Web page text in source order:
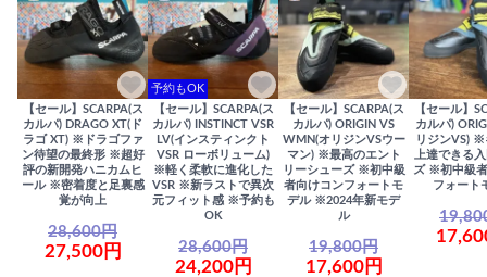
【セール】SCARPA(ス
カルパ) DRAGO XT(ド
ラゴ XT) ※ドラゴファ
ン待望の最終形 ※超好
評の新開発ハニカムヒ
ール ※密着度と足裏感
覚が向上
28,600円
27,500円
予約もOK
【セール】SCARPA(ス
カルパ) INSTINCT VSR
LV(インスティンクト
VSR ローボリューム)
※軽く柔軟に進化した
VSR ※新ラストで異次
元フィット感 ※予約も
OK
28,600円
24,200円
【セール】SCARPA(ス
カルパ) ORIGIN VS
WMN(オリジンVSウー
マン) ※最高のエント
リーシューズ ※初中級
者向けコンフォートモ
デル ※2024年新モデ
ル
19,800円
17,600円
【セール】
カルパ)
リジンVS) ※
上達できる
ズ ※初中級
フォート